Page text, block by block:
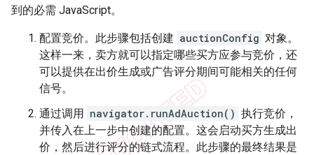
到的必需 JavaScript。
配置竞价。此步骤包括创建 auctionConfig 对象。
这样一来，卖方就可以指定哪些买方应参与竞价，还
可以提供在出价生成或广告评分期间可能相关的任何
信号。
通过调用 navigator.runAdAuction() 执行竞价，
并传入在上一步中创建的配置。这会启动买方生成出
价，然后进行评分的链式流程。此步骤的最终结果是